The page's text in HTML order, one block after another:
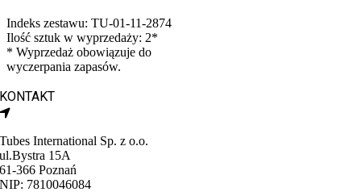
Indeks zestawu: TU-01-11-2874
Ilość sztuk w wyprzedaży: 2*
* Wyprzedaż obowiązuje do
wyczerpania zapasów.
KONTAKT
Tubes International Sp. z o.o.
ul.Bystra 15A
61-366 Poznań
NIP: 7810046084